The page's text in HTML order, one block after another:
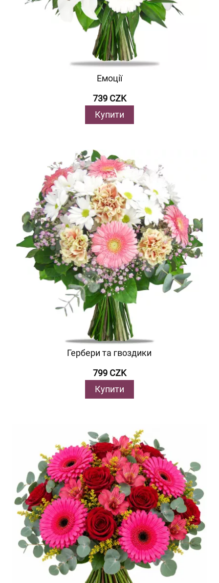
Емоції
739 CZK
Купити
Гербери та гвоздики
799 CZK
Купити